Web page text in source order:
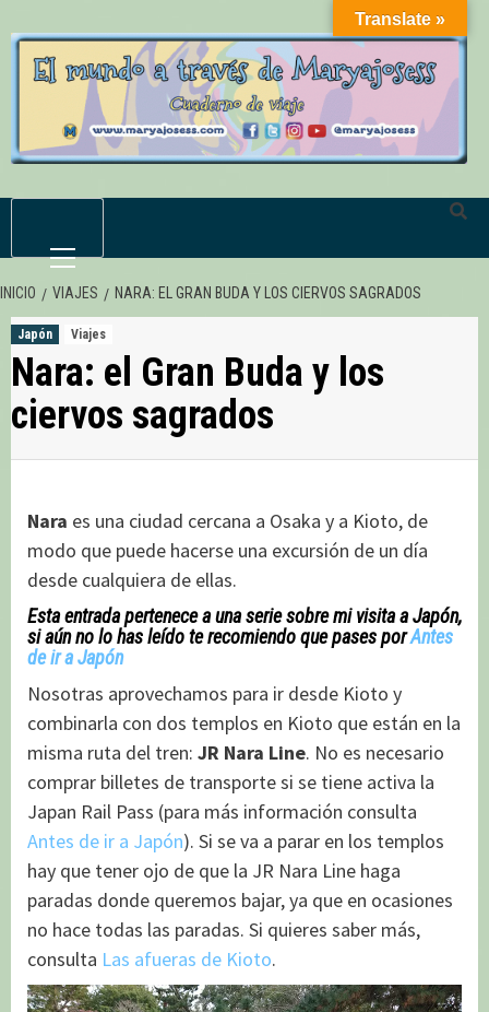
al
contenido
primario
INICIO VIAJES NARA: EL GRAN BUDA Y LOS CIERVOS SAGRADOS
Japón Viajes
Nara: el Gran Buda y los
ciervos sagrados
Nara es una ciudad cercana a Osaka y a Kioto, de
modo que puede hacerse una excursión de un día
desde cualquiera de ellas.
Esta entrada pertenece a una serie sobre mi visita a Japón,
si aún no lo has leído te recomiendo que pases porAntes
de ir a Japón
Nosotras aprovechamos para ir desde Kioto y
combinarla con dos templos en Kioto que están en la
misma ruta del tren: JR Nara Line. No es necesario
comprar billetes de transporte si se tiene activa la
Japan Rail Pass (para más información consulta
Antes de ir a Japón). Si se va a parar en los templos
hay que tener ojo de que la JR Nara Line haga
paradas donde queremos bajar, ya que en ocasiones
no hace todas las paradas. Si quieres saber más,
consulta Las afueras de Kioto.
Translate »